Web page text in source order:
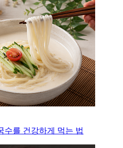
수를 건강하게 먹는 법